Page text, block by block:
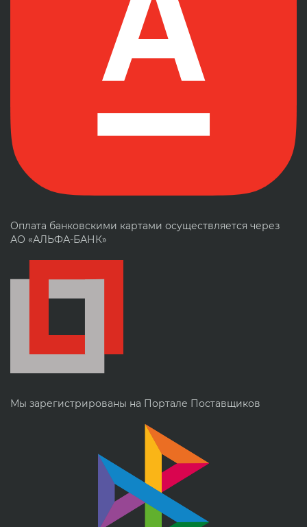
Оплата банковскими картами осуществляется через
АО «АЛЬФА-БАНК»
Мы зарегистрированы на Портале Поставщиков